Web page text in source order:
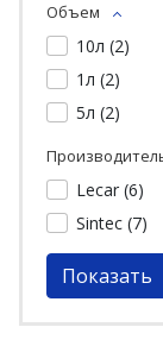
Объем
10л (2)
1л (2)
5л (2)
Lecar (6)
Sintec (7)